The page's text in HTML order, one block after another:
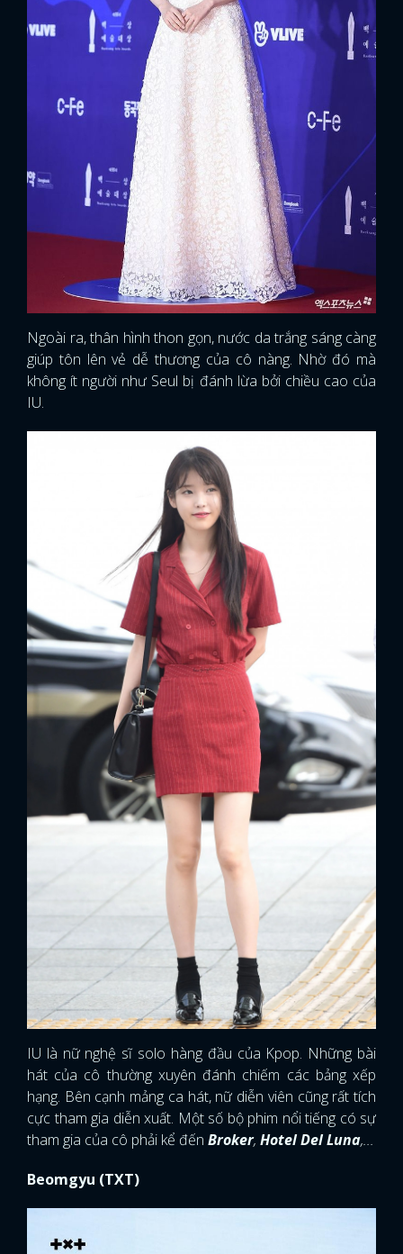
Ngoài ra, thân hình thon gọn, nước da trắng sáng càng
giúp tôn lên vẻ dễ thương của cô nàng. Nhờ đó mà
không ít người như Seul bị đánh lừa bởi chiều cao của
IU.
IU là nữ nghệ sĩ solo hàng đầu của Kpop. Những bài
hát của cô thường xuyên đánh chiếm các bảng xếp
hạng. Bên cạnh mảng ca hát, nữ diễn viên cũng rất tích
cực tham gia diễn xuất. Một số bộ phim nổi tiếng có sự
tham gia của cô phải kể đến Broker, Hotel Del Luna,...
Beomgyu (TXT)